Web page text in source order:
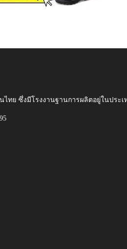
ไทย ซึ่งมีโรงงานฐานการผลิตอยู่ในปร